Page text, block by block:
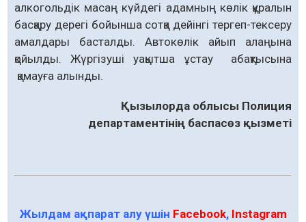
алкогольдік масаң күйдегі адамның көлік құралын
басқару дерегі бойынша сотқа дейінгі тергеп-тексеру
амалдары басталды. Автокөлік айып алаңына
қойылды. Жүргізуші уақытша ұстау абақтысына
қамауға алынды.
Қызылорда облысы Полиция
департаментінің баспасөз қызметі
Жылдам ақпарат алу үшін Facebook, Instagram